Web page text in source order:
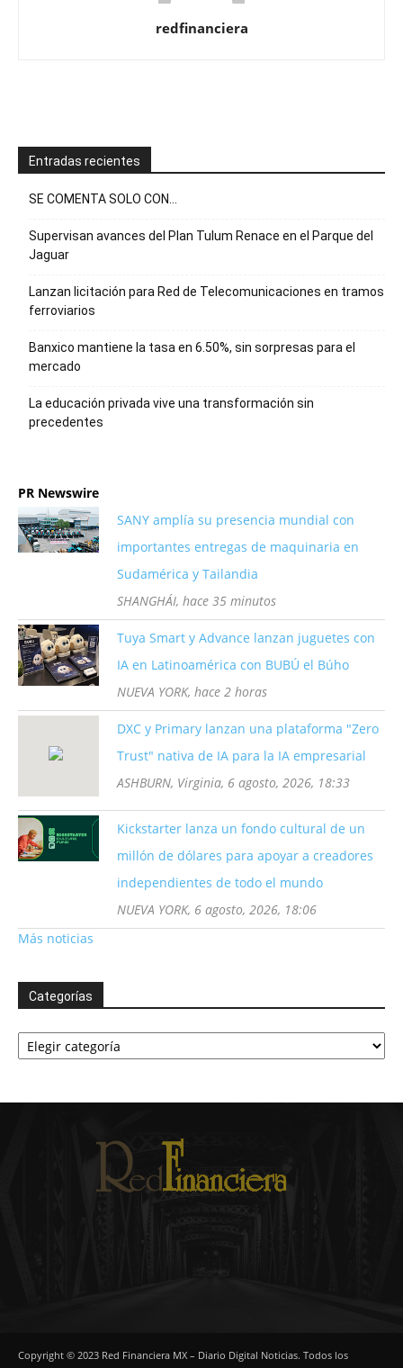
redfinanciera
Entradas recientes
SE COMENTA SOLO CON…
Supervisan avances del Plan Tulum Renace en el Parque del
Jaguar
Lanzan licitación para Red de Telecomunicaciones en tramos
ferroviarios
Banxico mantiene la tasa en 6.50%, sin sorpresas para el
mercado
La educación privada vive una transformación sin
precedentes
PR Newswire
SANY amplía su presencia mundial con
importantes entregas de maquinaria en
Sudamérica y Tailandia
SHANGHÁI, hace 35 minutos
Tuya Smart y Advance lanzan juguetes con
IA en Latinoamérica con BUBÚ el Búho
NUEVA YORK, hace 2 horas
DXC y Primary lanzan una plataforma "Zero
Trust" nativa de IA para la IA empresarial
ASHBURN, Virginia, 6 agosto, 2026, 18:33
Kickstarter lanza un fondo cultural de un
millón de dólares para apoyar a creadores
independientes de todo el mundo
NUEVA YORK, 6 agosto, 2026, 18:06
Más noticias
Categorías
Categorías
Copyright © 2023 Red Financiera MX – Diario Digital Noticias. Todos los